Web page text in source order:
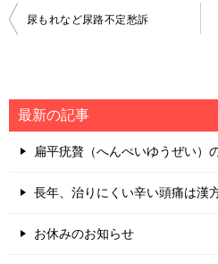
投
ビ
ゲ
ー
シ
尿もれなど尿路不定愁訴
最新の記事
扁平疣贅（へんぺいゆうぜい）
長年、治りにくい辛い頭痛は漢
お休みのお知らせ